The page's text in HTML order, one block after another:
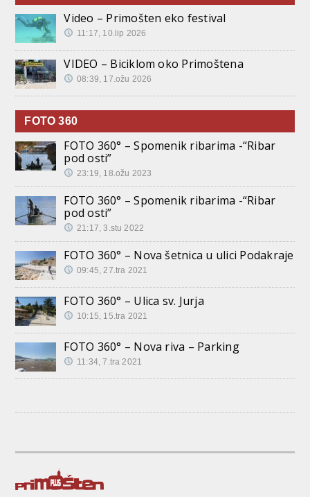
Video – Primošten eko festival
11:17, 10.lip 2026
VIDEO – Biciklom oko Primoštena
08:39, 17.ožu 2026
FOTO 360
FOTO 360° – Spomenik ribarima -“Ribar
pod osti”
23:19, 18.ožu 2023
FOTO 360° – Spomenik ribarima -“Ribar
pod osti”
21:17, 3.stu 2022
FOTO 360° – Nova šetnica u ulici Podakraje
09:45, 27.tra 2021
FOTO 360° – Ulica sv. Jurja
10:15, 15.tra 2021
FOTO 360° – Nova riva – Parking
11:34, 7.tra 2021